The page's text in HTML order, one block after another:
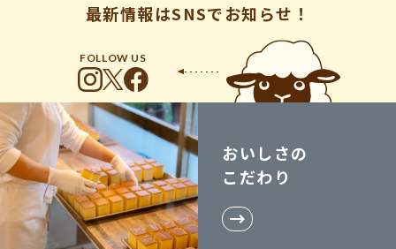
最新情報はSNSでお知らせ！
FOLLOW US
おいしさの
こだわり